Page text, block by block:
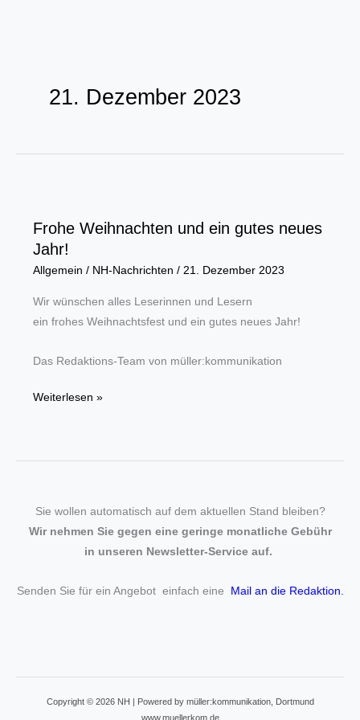
21. Dezember 2023
Frohe Weihnachten und ein gutes neues
Jahr!
Allgemein / NH-Nachrichten / 21. Dezember 2023
Wir wünschen alles Leserinnen und Lesern
ein frohes Weihnachtsfest und ein gutes neues Jahr!
Das Redaktions-Team von müller:kommunikation
Frohe
Jahr!
Weiterlesen »
Sie wollen automatisch auf dem aktuellen Stand bleiben?
Wir nehmen Sie gegen eine geringe monatliche Gebühr
in unseren Newsletter-Service auf.
Senden Sie für ein Angebot einfach eine Mail an die Redaktion
Copyright © 2026 NH | Powered by müller:kommunikation, Dortmund
www.muellerkom.de